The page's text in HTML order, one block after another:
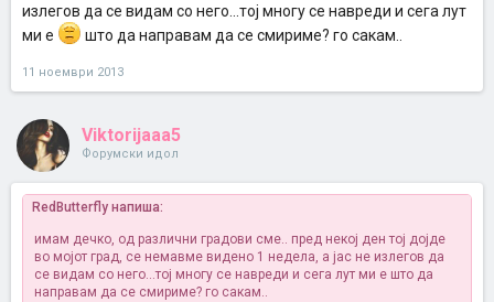
излегов да се видам со него...тој многу се навреди и сега лут
ми е
што да направам да се смириме? го сакам..
11 ноември 2013
Viktorijaaa5
Форумски идол
RedButterfly напиша:
имам дечко, од различни градови сме.. пред некој ден тој дојде
во мојот град, се немавме видено 1 недела, а јас не излегов да
се видам со него...тој многу се навреди и сега лут ми е што да
направам да се смириме? го сакам..